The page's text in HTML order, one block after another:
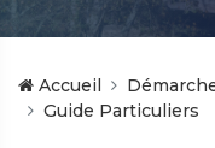
Accueil
Guide Particuliers